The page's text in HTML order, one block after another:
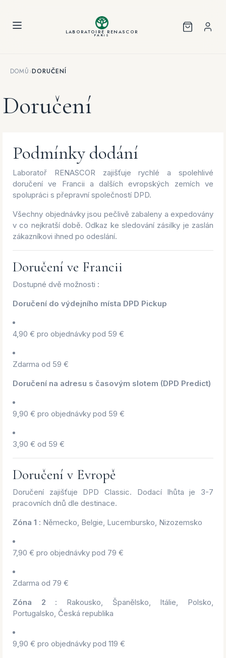
LABORATOIRE RENASCOR
PARIS
DOMŮ›DORUČENÍ
Doručení
Podmínky dodání
Laboratoř RENASCOR zajišťuje rychlé a spolehlivé
doručení ve Francii a dalších evropských zemích ve
spolupráci s přepravní společností DPD.
Všechny objednávky jsou pečlivě zabaleny a expedovány
v co nejkratší době. Odkaz ke sledování zásilky je zaslán
zákazníkovi ihned po odeslání.
Doručení ve Francii
Dostupné dvě možnosti :
Doručení do výdejního místa DPD Pickup
4,90 € pro objednávky pod 59 €
Zdarma od 59 €
Doručení na adresu s časovým slotem (DPD Predict)
9,90 € pro objednávky pod 59 €
3,90 € od 59 €
Doručení v Evropě
Doručení zajišťuje DPD Classic. Dodací lhůta je 3-7
pracovních dnů dle destinace.
Zóna 1 : Německo, Belgie, Lucembursko, Nizozemsko
7,90 € pro objednávky pod 79 €
Zdarma od 79 €
Zóna 2 : Rakousko, Španělsko, Itálie, Polsko,
Portugalsko, Česká republika
9,90 € pro objednávky pod 119 €